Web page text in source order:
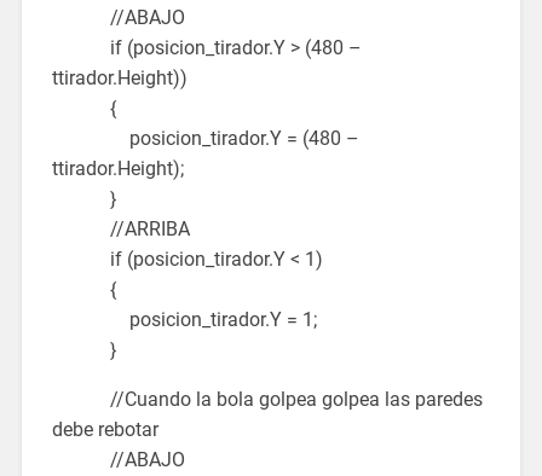
//ABAJO
if (posicion_tirador.Y > (480 –
ttirador.Height))
{
posicion_tirador.Y = (480 –
ttirador.Height);
}
//ARRIBA
if (posicion_tirador.Y < 1)
{
posicion_tirador.Y = 1;
}
//Cuando la bola golpea golpea las paredes
debe rebotar
//ABAJO